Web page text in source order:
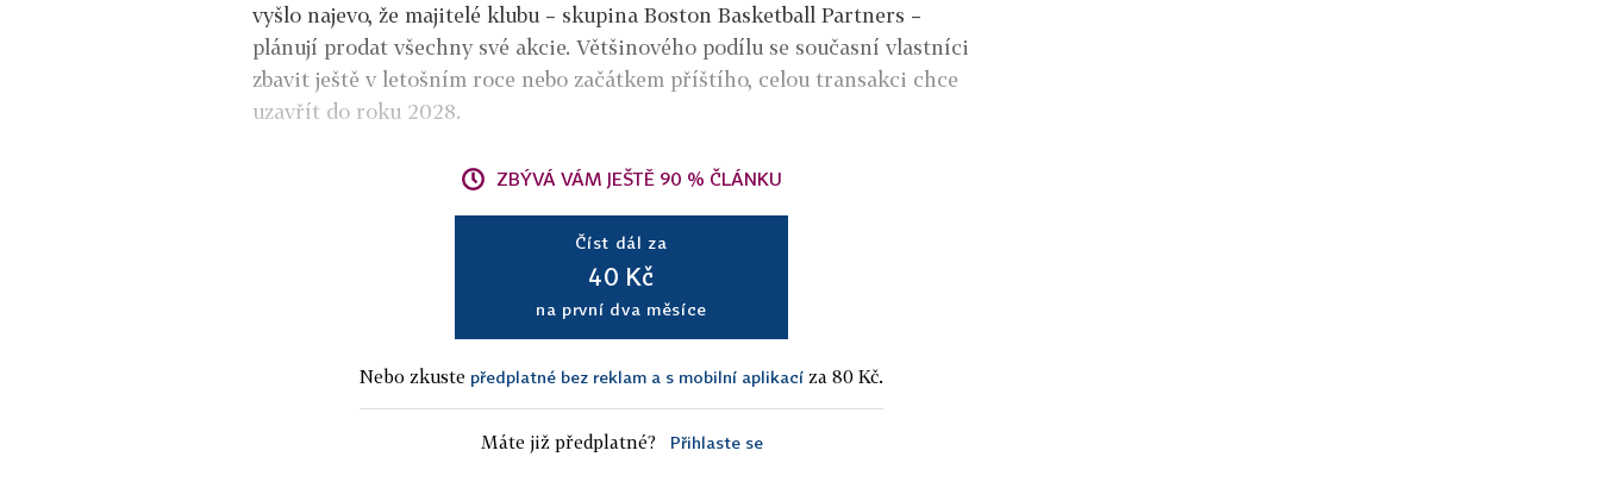
vyšlo najevo, že majitelé klubu – skupina Boston Basketball Partners –
plánují prodat všechny své akcie. Většinového podílu se současní vlastníci
zbavit ještě v letošním roce nebo začátkem příštího, celou transakci chce
uzavřít do roku 2028.
ZBÝVÁ VÁM JEŠTĚ 90 % ČLÁNKU
Číst dál za
40 Kč
na první dva měsíce
Nebo zkuste předplatné bez reklam a s mobilní aplikací za 80 Kč.
Máte již předplatné? Přihlaste se